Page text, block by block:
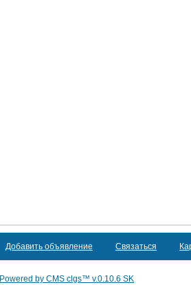
Добавить объявление Связаться
Powered by CMS clgs™ v.0.10.6 SK